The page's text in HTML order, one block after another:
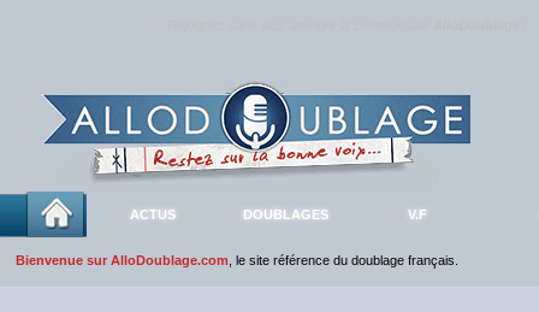
ACTUS DOUBLAGES V.F
Bienvenue sur AlloDoublage.com , le site référence du doublage français.